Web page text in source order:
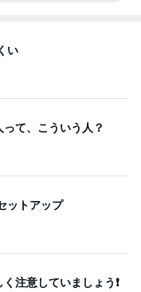
い
て、こういう人？
ットアップ
注意していましょう❗️